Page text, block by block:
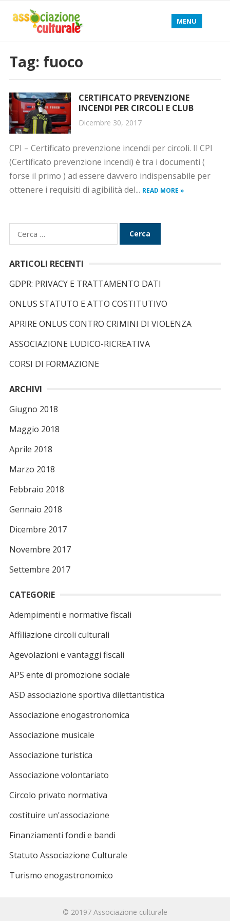
MENU
Tag: fuoco
CERTIFICATO PREVENZIONE
INCENDI PER CIRCOLI E CLUB
Dicembre 30, 2017
CPI – Certificato prevenzione incendi per circoli. Il CPI
(Certificato prevenzione incendi) è tra i documenti (
forse il primo ) ad essere davvero indispensabile per
ottenere i requisiti di agibilità del... READ MORE »
i
r
c
p
e
:
ARTICOLI RECENTI
GDPR: PRIVACY E TRATTAMENTO DATI
ONLUS STATUTO E ATTO COSTITUTIVO
APRIRE ONLUS CONTRO CRIMINI DI VIOLENZA
ASSOCIAZIONE LUDICO-RICREATIVA
CORSI DI FORMAZIONE
ARCHIVI
Giugno 2018
Maggio 2018
Aprile 2018
Marzo 2018
Febbraio 2018
Gennaio 2018
Dicembre 2017
Novembre 2017
Settembre 2017
CATEGORIE
Adempimenti e normative fiscali
Affiliazione circoli culturali
Agevolazioni e vantaggi fiscali
APS ente di promozione sociale
ASD associazione sportiva dilettantistica
Associazione enogastronomica
Associazione musicale
Associazione turistica
Associazione volontariato
Circolo privato normativa
costituire un'associazione
Finanziamenti fondi e bandi
Statuto Associazione Culturale
Turismo enogastronomico
© 20197 Associazione culturale